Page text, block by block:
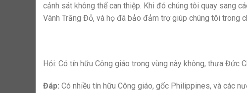
cảnh sát không thể can thiệp. Khi đó chúng tôi quay sang
Vành Trăng Đỏ, và họ đã bảo đảm trợ giúp chúng tôi trong
Hỏi: Có tín hữu Công giáo trong vùng này không, thưa Đức
Đáp: Có nhiều tín hữu Công giáo, gốc Philippines, và các